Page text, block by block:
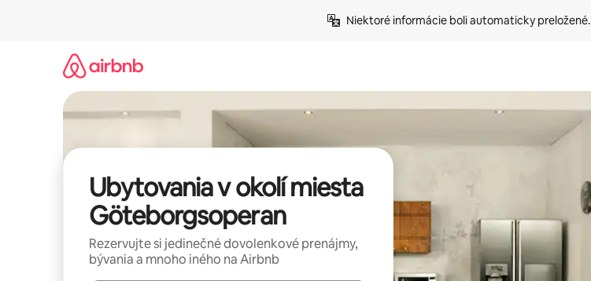
Niektoré informácie boli automaticky preložené.
Ubytovania v okolí miesta
Göteborgsoperan
Rezervujte si jedinečné dovolenkové prenájmy,
bývania a mnoho iného na Airbnb